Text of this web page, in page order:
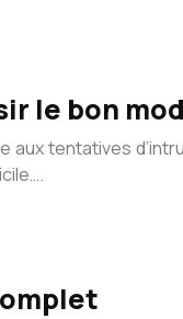
le bon
tentatives